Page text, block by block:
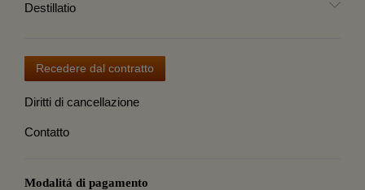
Destillatio
Recedere dal contratto
Diritti di cancellazione
Contatto
Modalitá di pagamento